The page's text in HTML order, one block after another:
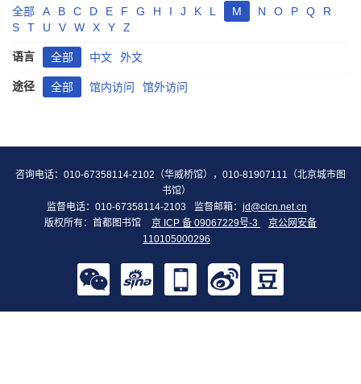
全部
A B C D E F G H I J K L M N O P Q
R
S
T U V W X Y Z
语言 全部 中文 外文
途径 全部 馆内访问 馆外访问
咨询电话：010-67358114-2102（华威桥馆），010-81907111（北京城市图
书馆）
监督电话：010-67358114-2103
监督邮箱： jd@clcn.net.cn
版权所有：首都图书馆
京 ICP 备 09067229号-3
京公网安备
110105000296